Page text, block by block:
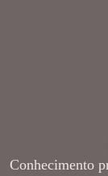
Conhecimento